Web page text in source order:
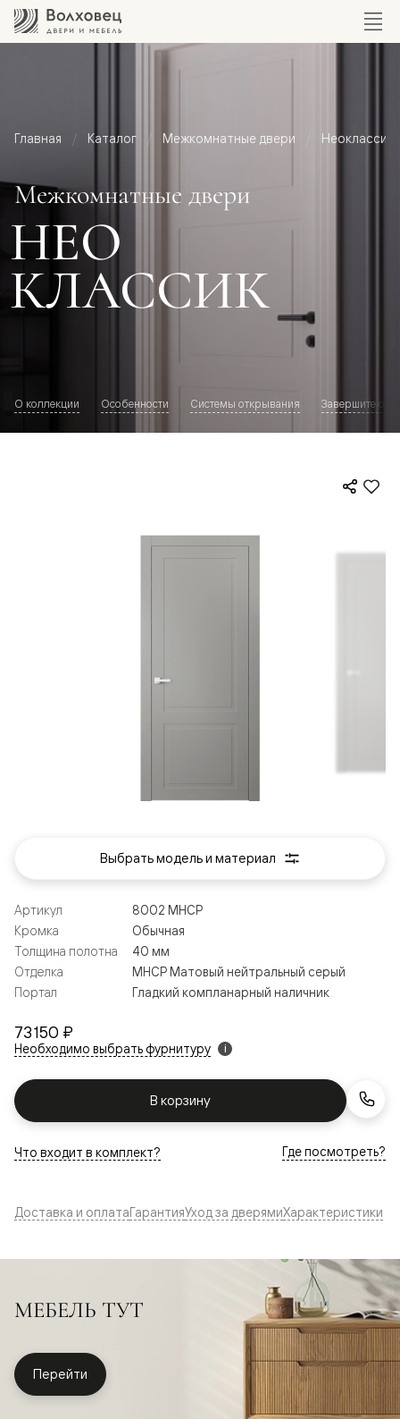
Главная Каталог Межкомнатные двери Неоклассика
Межкомнатные двери
НЕО
КЛАССИК
О коллекции Особенности Системы открывания Завершите
73 150 ₽
Необходимо выбрать фурнитуру i
В корзину
Артикул
8002 МНСР
Кромка
Обычная
Толщина полотна
40 мм
Отделка
МНСР Матовый нейтральный серый
Портал
Гладкий компланарный наличник
Что входит в комплект? Где посмотреть?
Выбрать модель и материал
Доставка и оплатаГарантияУход за дверямиХарактеристики
МЕБЕЛЬ ТУТ
Перейти